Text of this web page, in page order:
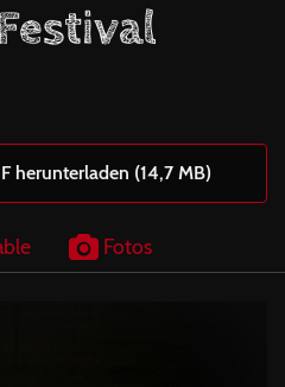
herunterladen (14,7 MB)
Fotos